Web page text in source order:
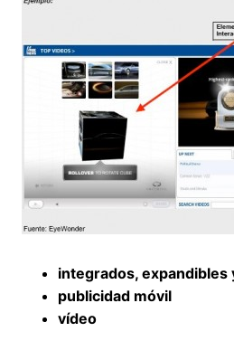
integrados, expandibles
publicidad móvil
vídeo